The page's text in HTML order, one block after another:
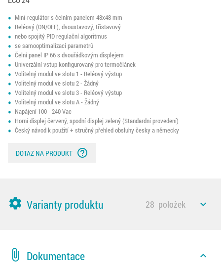
Mini-regulátor s čelním panelem 48x48 mm
Reléový (ON/OFF), dvoustavový, třístavový
nebo spojitý PID regulační algoritmus
se samooptimalizací parametrů
Čelní panel IP 66 s dvouřádkovým displejem
Univerzální vstup konfigurovaný pro termočlánek
Volitelný modul ve slotu 1 - Reléový výstup
Volitelný modul ve slotu 2 - Žádný
Volitelný modul ve slotu 3 - Reléový výstup
Volitelný modul ve slotu A - Žádný
Napájení 100 - 240 Vac
Horní displej červený, spodní displej zelený (Standardní provedení)
Český návod k použití + stručný přehled obsluhy česky a německy
DOTAZ NA PRODUKT help_outline
settings Varianty produktu 28 položek expand_less
attach_file Dokumentace expand_less